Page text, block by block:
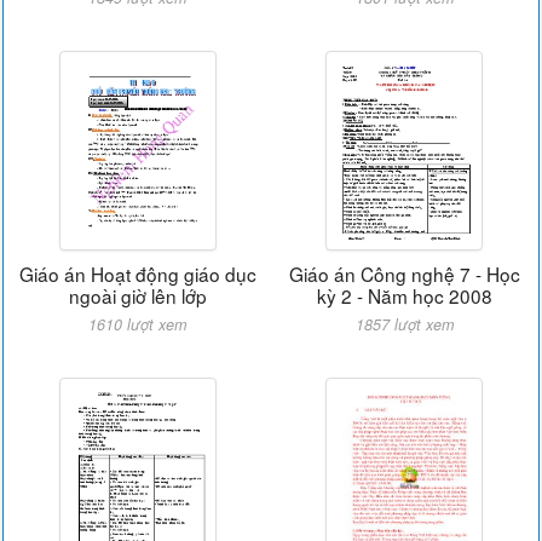
Giáo án Hoạt động giáo dục
ngoài giờ lên lớp
1610 lượt xem
Giáo án Công nghệ 7 - Học
kỳ 2 - Năm học 2008
1857 lượt xem